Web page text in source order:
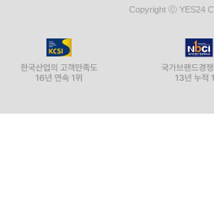
Copyright ⓒ YES24